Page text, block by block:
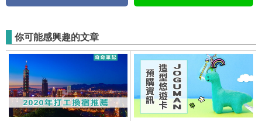
你可能感興趣的文章